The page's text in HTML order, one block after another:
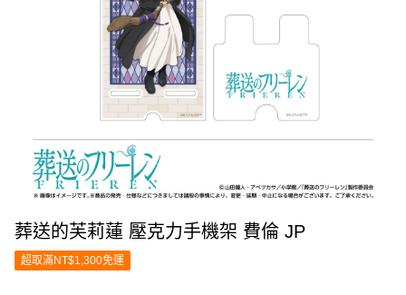
葬送的芙莉蓮 壓克力手機架 費倫 JP
超取滿NT$1,300免運